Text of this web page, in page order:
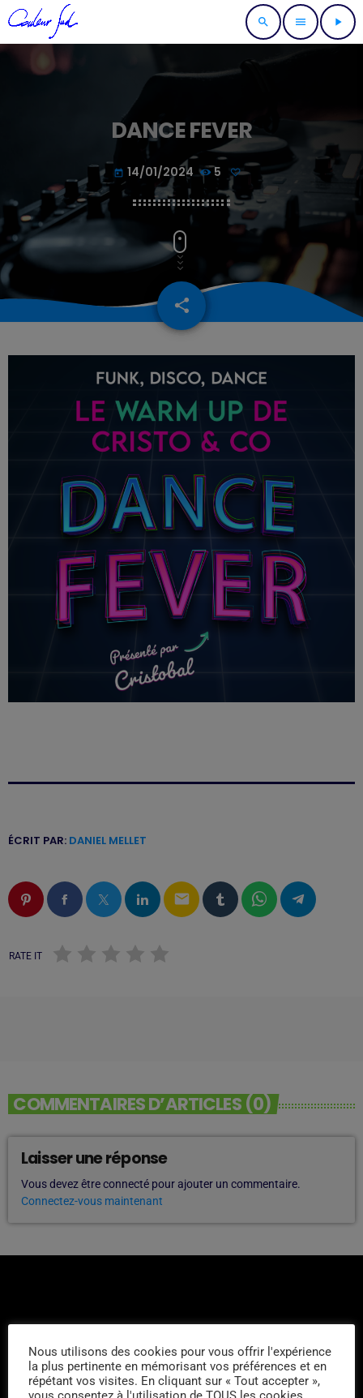
search menu play_arrow
DANCE FEVER
today 14/01/2024 5
share
email
ÉCRIT PAR: DANIEL MELLET
email
RATE IT
COMMENTAIRES D’ARTICLES (0)
Laisser une réponse
Vous devez être connecté pour ajouter un commentaire.
Connectez-vous maintenant
L'ÉQUIPE
Nous utilisons des cookies pour vous offrir l'expérience
la plus pertinente en mémorisant vos préférences et en
répétant vos visites. En cliquant sur « Tout accepter »,